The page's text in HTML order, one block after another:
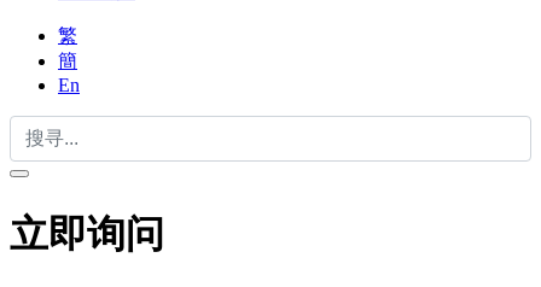
繁
簡
En
立即询问